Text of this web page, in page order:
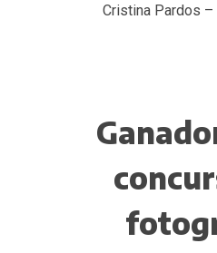
Cristina Pardos –